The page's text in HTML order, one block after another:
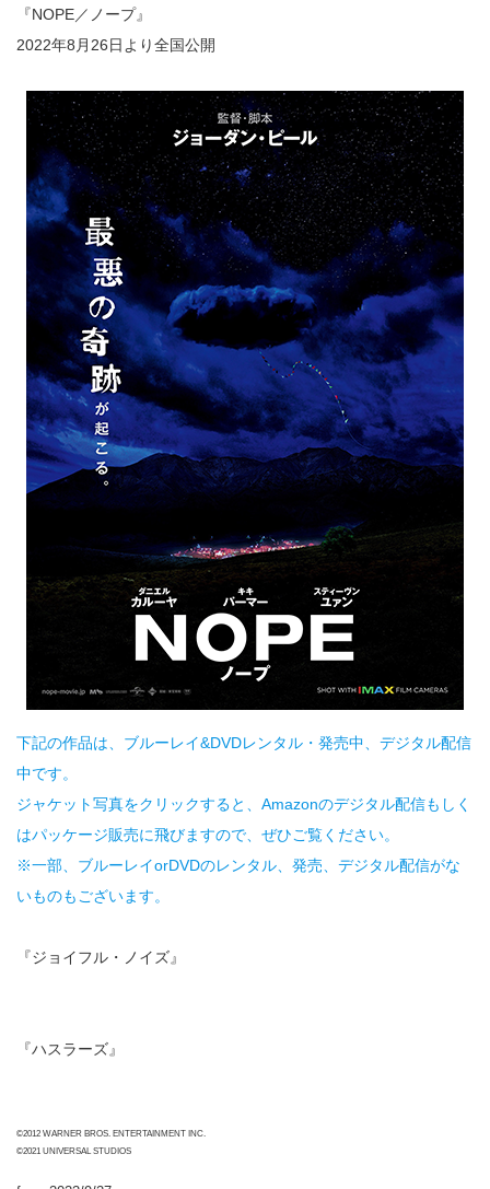
『NOPE／ノープ』
2022年8月26日より全国公開
下記の作品は、ブルーレイ&DVDレンタル・発売中、デジタル配信
中です。
ジャケット写真をクリックすると、Amazonのデジタル配信もしく
はパッケージ販売に飛びますので、ぜひご覧ください。
※一部、ブルーレイorDVDのレンタル、発売、デジタル配信がな
いものもございます。
『ジョイフル・ノイズ』
『ハスラーズ』
©2012 WARNER BROS. ENTERTAINMENT INC.
©2021 UNIVERSAL STUDIOS